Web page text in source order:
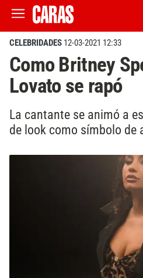
CELEBRIDADES 12-03-2021 12:33
Como Britney
Lovato se rapó
La cantante se animó a
de look como símbolo de